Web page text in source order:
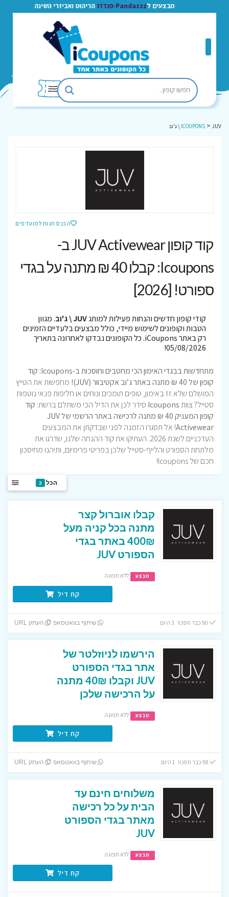
מבצעים ל Pandazzz-פנדזז הריהוט ואביזרי השינה
ICOUPONS > JUV \ ג'וב
הכנס חנות למועדפים
קוד קופון JUV Activewear ב-
Icoupons: קבלו 40 ₪ מתנה על בגדי
ספורט! [2026]
קודי קופון חדשים והנחות פעילות למותגJUV \ ג'וב
. מגוון
הטבות וקופונים לשימוש מיידי, כולל מבצעים בלעדיים הזמינים
רק באתר iCoupons. כל הקופונים נבדקו לאחרונה בתאריך
05/08/2026!
מתחדשות בבגדי האימון הכי מחטבים וחוסכות ב-Icoupons: קוד
קופון של 40 ₪ מתנה באתר ג’וב אקטיבוור (JUV)!
מחפשות את הטייץ
המושלם שלא זז באימון, טופים תומכים ונוחים או חליפות פנאי נוטפות
סטייל? צוותIcoupons סידר לכן את הדיל הכי משתלם ברשת: קוד
קופון המעניק 40 ₪ מתנה לרכישה באתר הרשמי של JUV
Activewear! אל תסגרו הזמנה לפני שבדקתן את המבצעים
העדכניים לשנת 2026. העתיקו את קוד ההנחה שלנו, שדרגו את
מלתחת הספורט והלייף-סטייל שלכן בפריטי פרימיום, ותיהנו מחיסכון
חכם של Icoupons!
הכל 3
קבלו אוברול קצר
מתנה בכל קניה מעל
400₪ באתר בגדי
הספורט JUV
מבצע ללא תפוגה
קח דיל
שיתוף בוואטסאפ העתק URL
הירשמו לניוזלטר של
אתר בגדי הספורט
JUV וקבלו 40₪ מתנה
על הרכישה שלכן
מבצע ללא תפוגה
קח דיל
98 כבר חסכו! 1 היום שיתוף בוואטסאפ העתק URL
משלוחים חינם עד
הבית על כל רכישה
מאתר בגדי הספורט
JUV
מבצע ללא תפוגה
קח דיל